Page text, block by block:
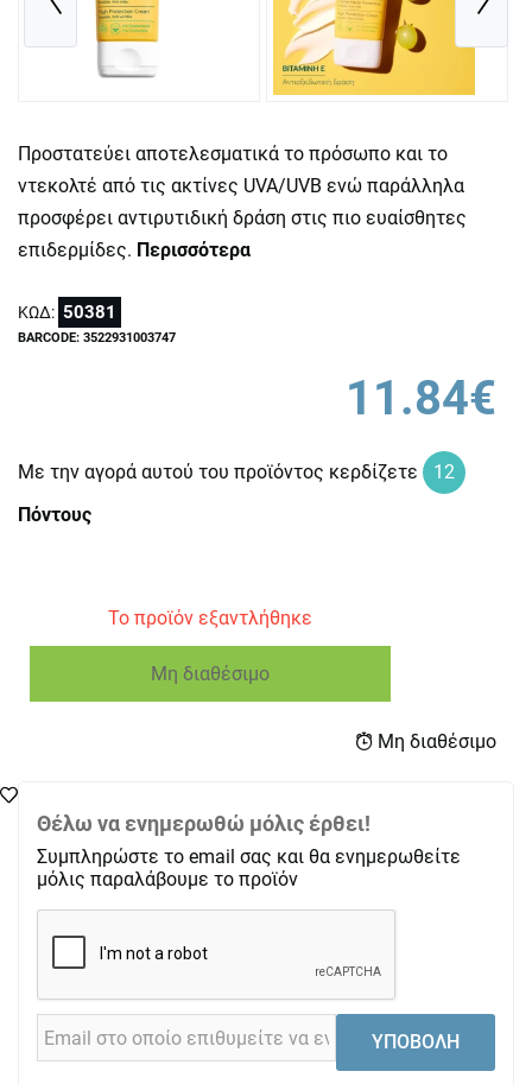
Προστατεύει αποτελεσματικά το πρόσωπο και το
ντεκολτέ από τις ακτίνες UVA/UVB ενώ παράλληλα
προσφέρει αντιρυτιδική δράση στις πιο ευαίσθητες
επιδερμίδες. Περισσότερα
ΚΩΔ: 50381
BARCODE: 3522931003747
11.84€
Με την αγορά αυτού του προϊόντος κερδίζετε
12
Πόντους
Το προϊόν εξαντλήθηκε
Μη διαθέσιμο
Μη διαθέσιμο
Θέλω να ενημερωθώ μόλις έρθει!
Συμπληρώστε το email σας και θα ενημερωθείτε
μόλις παραλάβουμε το προϊόν
ΥΠΟΒΟΛΗ